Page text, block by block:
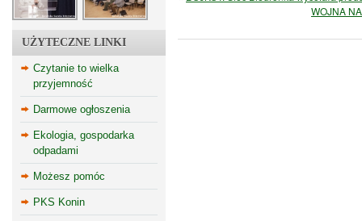
UŻYTECZNE LINKI
Czytanie to wielka
przyjemność
Darmowe ogłoszenia
Ekologia, gospodarka
odpadami
Możesz pomóc
PKS Konin
WOJNA